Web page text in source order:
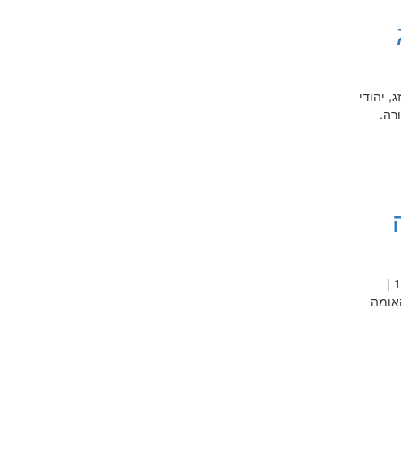
יהודי
מתרגמים לילדי העתיד - ספרות ילדים מתורגמת ובינוי אומה | מרצה: ד"ר יובל עמית 25.11.2021 | 19:30-18:00 |